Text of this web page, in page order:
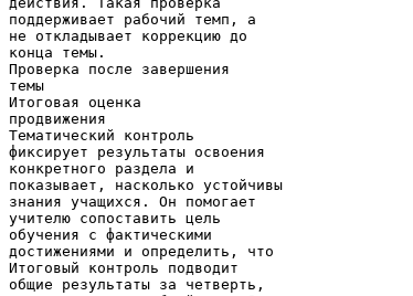
поддерживает рабочий темп, а
не откладывает коррекцию до
конца темы.
Проверка после завершения
темы
Итоговая оценка
продвижения
Тематический контроль
фиксирует результаты освоения
конкретного раздела и
показывает, насколько устойчивы
знания учащихся. Он помогает
учителю сопоставить цель
обучения с фактическими
достижениями и определить, что
Итоговый контроль подводит
общие результаты за четверть,